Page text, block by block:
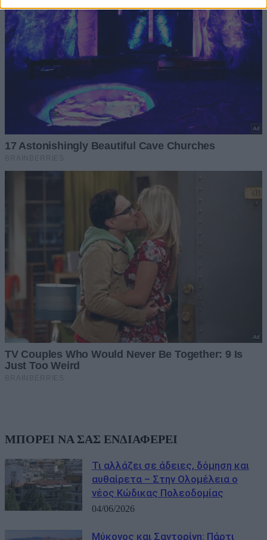
ΜΠΟΡΕΙ ΝΑ ΣΑΣ ΕΝΔΙΑΦΕΡΕΙ
Τι αλλάζει σε άδειες, δόμηση και
αυθαίρετα – Στην Ολομέλεια ο
νέος Κώδικας Πολεοδομίας
04/06/2026
Μύκονος και Σαντορίνη: Πάρτι